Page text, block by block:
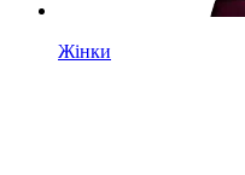
Жінки